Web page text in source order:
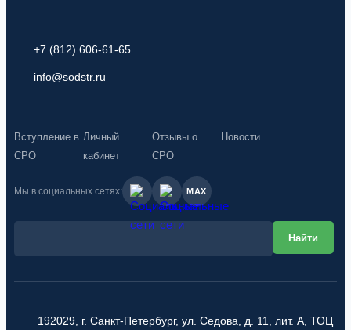
+7 (812) 606-61-65
info@sodstr.ru
Вступление в
СРО
Личный
кабинет
Отзывы о
СРО
Новости
Мы в социальных сетях: MAX
192029, г. Санкт-Петербург, ул. Седова, д. 11, лит. А, ТОЦ